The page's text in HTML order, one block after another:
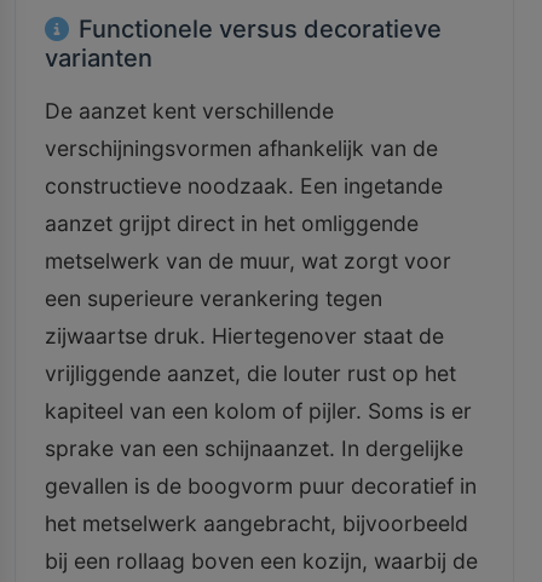
Functionele versus decoratieve
varianten
De aanzet kent verschillende
verschijningsvormen afhankelijk van de
constructieve noodzaak. Een ingetande
aanzet grijpt direct in het omliggende
metselwerk van de muur, wat zorgt voor
een superieure verankering tegen
zijwaartse druk. Hiertegenover staat de
vrijliggende aanzet, die louter rust op het
kapiteel van een kolom of pijler. Soms is er
sprake van een schijnaanzet. In dergelijke
gevallen is de boogvorm puur decoratief in
het metselwerk aangebracht, bijvoorbeeld
bij een rollaag boven een kozijn, waarbij de